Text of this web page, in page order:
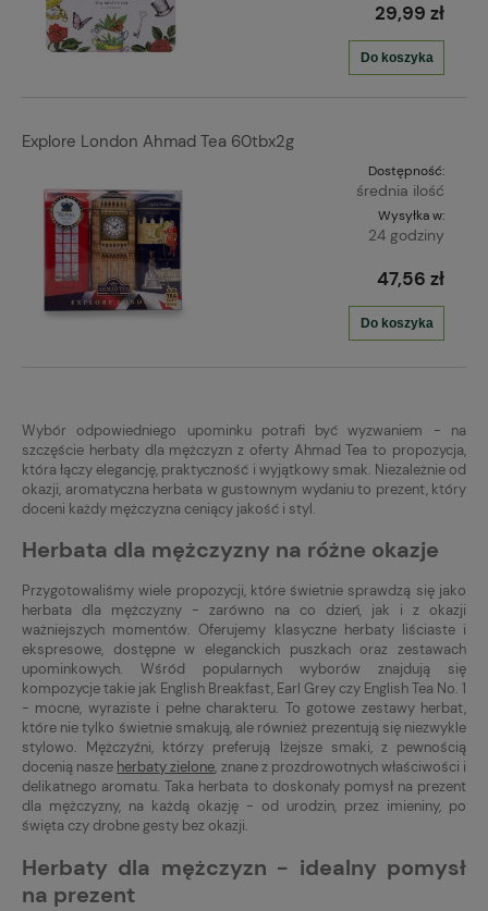
29,99 zł
Do koszyka
Explore London Ahmad Tea 60tbx2g
Dostępność:
średnia ilość
Wysyłka w:
24 godziny
47,56 zł
Do koszyka
Wybór odpowiedniego upominku potrafi być wyzwaniem - na
szczęście herbaty dla mężczyzn z oferty Ahmad Tea to propozycja,
która łączy elegancję, praktyczność i wyjątkowy smak. Niezależnie od
okazji, aromatyczna herbata w gustownym wydaniu to prezent, który
doceni każdy mężczyzna ceniący jakość i styl.
Herbata dla mężczyzny na różne okazje
Przygotowaliśmy wiele propozycji, które świetnie sprawdzą się jako
herbata dla mężczyzny - zarówno na co dzień, jak i z okazji
ważniejszych momentów. Oferujemy klasyczne herbaty liściaste i
ekspresowe, dostępne w eleganckich puszkach oraz zestawach
upominkowych. Wśród popularnych wyborów znajdują się
kompozycje takie jak English Breakfast, Earl Grey czy English Tea No. 1
- mocne, wyraziste i pełne charakteru. To gotowe zestawy herbat,
które nie tylko świetnie smakują, ale również prezentują się niezwykle
stylowo. Mężczyźni, którzy preferują lżejsze smaki, z pewnością
docenią nasze herbaty zielone, znane z prozdrowotnych właściwości i
delikatnego aromatu. Taka herbata to doskonały pomysł na prezent
dla mężczyzny, na każdą okazję - od urodzin, przez imieniny, po
święta czy drobne gesty bez okazji.
Herbaty dla mężczyzn - idealny pomysł
na prezent